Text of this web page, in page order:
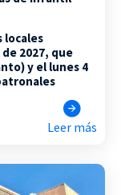
locales
2027, que
y el lunes 4
Leer más